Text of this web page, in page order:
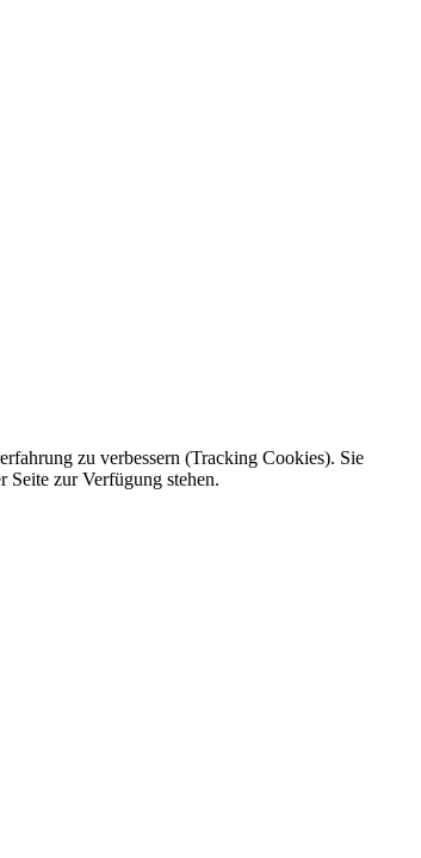
zu verbessern (Tracking Cookies). Sie
Seite zur Verfügung stehen.